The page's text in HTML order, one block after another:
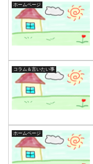
ホームページ
コラム＆言いたい事
ホームページ